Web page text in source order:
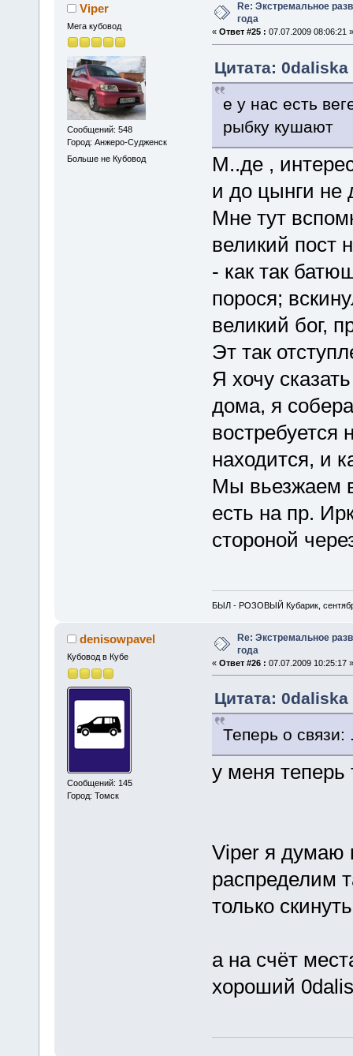
Viper
Мега кубовод
Сообщений: 548
Город: Анжеро-Судженск
Больше не Кубовод
Re: Экстремальное
года
« Ответ #25 : 07.07.2009 08:06:21 »
Цитата: 0daliska
е у нас есть
рыбку кушают
М..де ,
и до цынги не
Мне тут
великий пост
- как так
порося;
великий бог,
Эт так
Я хочу
дома, я
востребуется
находится, и
Мы вьезжаем
есть на пр.
стороной
БЫЛ - РОЗОВЫЙ Кубарик,
denisowpavel
Кубовод в Кубе
Сообщений: 145
Город: Томск
Re: Экстремальное
года
« Ответ #26 : 07.07.2009 10:25:17 »
Цитата: 0daliska
Теперь о связи:
у меня теперь
Viper я думаю
распределим
только
а на счёт
хороший